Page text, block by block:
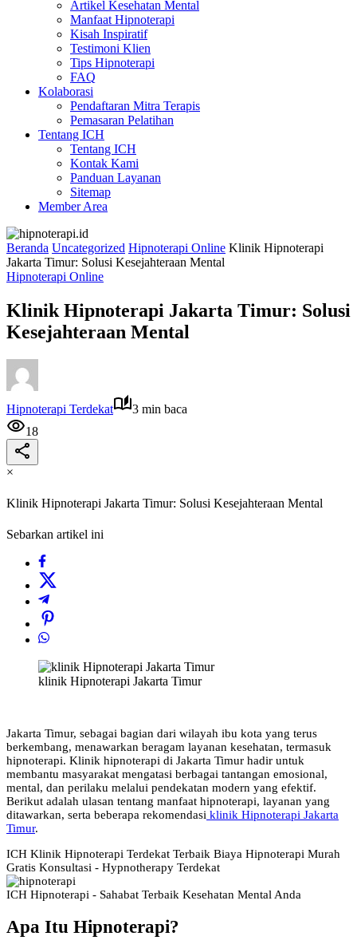
Artikel Kesehatan Mental
Manfaat Hipnoterapi
Kisah Inspiratif
Testimoni Klien
Tips Hipnoterapi
FAQ
Kolaborasi
Pendaftaran Mitra Terapis
Pemasaran Pelatihan
Tentang ICH
Tentang ICH
Kontak Kami
Panduan Layanan
Sitemap
Member Area
Beranda Uncategorized Hipnoterapi Online Klinik Hipnoterapi
Jakarta Timur: Solusi Kesejahteraan Mental
Hipnoterapi Online
Klinik Hipnoterapi Jakarta Timur: Solusi
Kesejahteraan Mental
Hipnoterapi Terdekat
3 min baca
18
×
Klinik Hipnoterapi Jakarta Timur: Solusi Kesejahteraan Mental
Sebarkan artikel ini
klinik Hipnoterapi Jakarta Timur
Jakarta Timur, sebagai bagian dari wilayah ibu kota yang terus
berkembang, menawarkan beragam layanan kesehatan, termasuk
hipnoterapi. Klinik hipnoterapi di Jakarta Timur hadir untuk
membantu masyarakat mengatasi berbagai tantangan emosional,
mental, dan perilaku melalui pendekatan modern yang efektif.
Berikut adalah ulasan tentang manfaat hipnoterapi, layanan yang
ditawarkan, serta beberapa rekomendasi klinik Hipnoterapi Jakarta
Timur.
ICH Klinik Hipnoterapi Terdekat Terbaik Biaya Hipnoterapi Murah
Gratis Konsultasi - Hypnotherapy Terdekat
ICH Hipnoterapi - Sahabat Terbaik Kesehatan Mental Anda
Apa Itu Hipnoterapi?